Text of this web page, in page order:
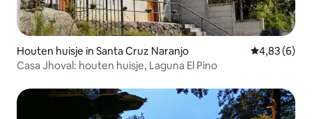
Houten huisje in Santa Cruz Naranjo Gemiddelde
4,83 (6)
Casa Jhoval: houten huisje, Laguna El Pino